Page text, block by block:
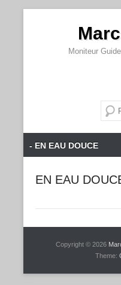
Moniteur
Menu principal
Aller au contenu
- EN EAU DOUCE
EN EAU
Copyright © 2026
Theme: